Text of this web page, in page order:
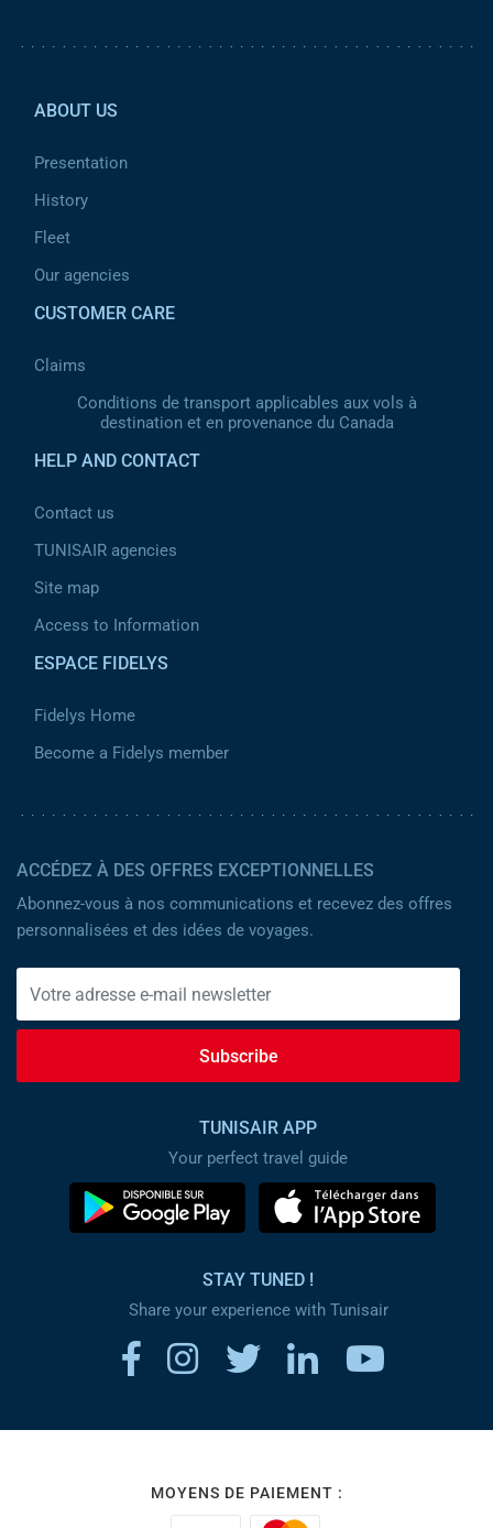
ABOUT US
Presentation
History
Fleet
Our agencies
CUSTOMER CARE
Claims
Conditions de transport applicables aux vols à
destination et en provenance du Canada
HELP AND CONTACT
Contact us
TUNISAIR agencies
Site map
Access to Information
ESPACE FIDELYS
Fidelys Home
Become a Fidelys member
ACCÉDEZ À DES OFFRES EXCEPTIONNELLES
Abonnez-vous à nos communications et recevez des offres
personnalisées et des idées de voyages.
Subscribe
TUNISAIR APP
Your perfect travel guide
STAY TUNED !
Share your experience with Tunisair
MOYENS DE PAIEMENT :